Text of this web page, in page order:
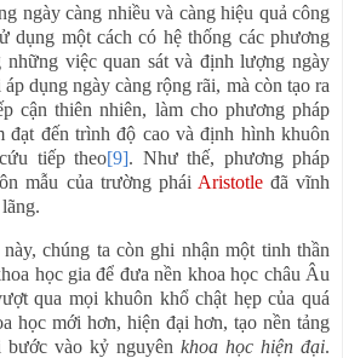
ngày càng nhiều và càng hiệu quả công
dụng một cách có hệ thống các phương
việc quan sát và định lượng ngày
dụng ngày càng rộng rãi, mà còn tạo ra
cận thiên nhiên, làm cho phương pháp
đạt đến trình độ cao và định hình khuôn
tiếp theo[9]. Như thế, phương pháp
mẫu của trường phái Aristotleđã vĩnh
chúng ta còn ghi nhận một tinh thần
học gia để đưa nền khoa học châu Âu
qua mọi khuôn khổ chật hẹp của quá
học mới hơn, hiện đại hơn, tạo nền tảng
bước vào kỷ nguyên khoa học hiện đại.